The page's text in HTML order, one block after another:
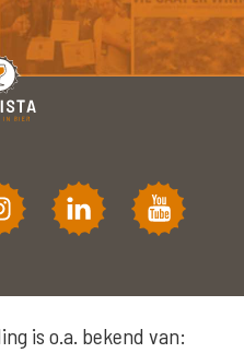
is o.a. bekend van: